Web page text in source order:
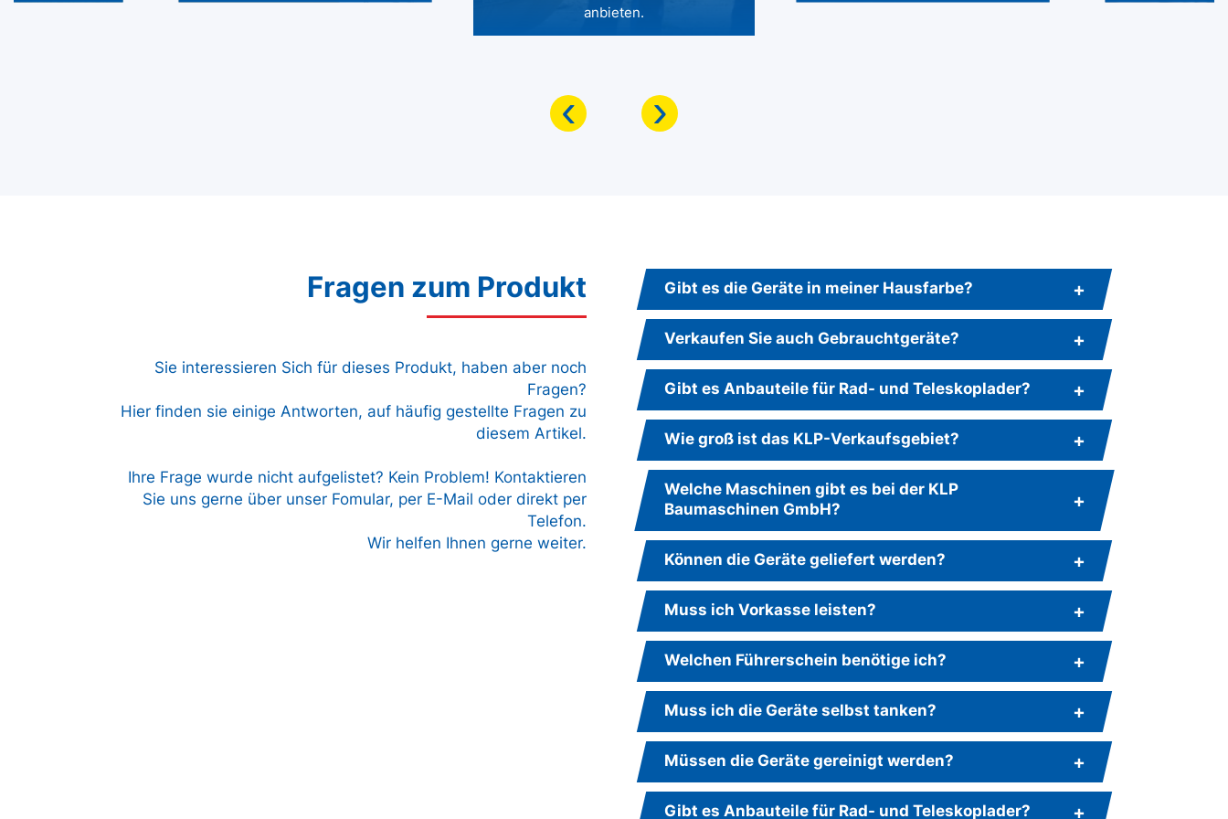
anbieten.
‹ ›
Fragen zum Produkt
Sie interessieren Sich für dieses Produkt, haben aber noch
Fragen?
Hier finden sie einige Antworten, auf häufig gestellte Fragen zu
diesem Artikel.
Ihre Frage wurde nicht aufgelistet? Kein Problem! Kontaktieren
Sie uns gerne über unser Fomular, per E-Mail oder direkt per
Telefon.
Wir helfen Ihnen gerne weiter.
Gibt es die Geräte in meiner Hausfarbe?
Verkaufen Sie auch Gebrauchtgeräte?
Gibt es Anbauteile für Rad- und Teleskoplader?
Wie groß ist das KLP-Verkaufsgebiet?
Welche Maschinen gibt es bei der KLP
Baumaschinen GmbH?
Können die Geräte geliefert werden?
Muss ich Vorkasse leisten?
Welchen Führerschein benötige ich?
Muss ich die Geräte selbst tanken?
Müssen die Geräte gereinigt werden?
Gibt es Anbauteile für Rad- und Teleskoplader?